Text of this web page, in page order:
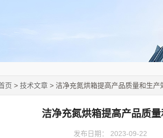
页 > 技术文章 > 洁净充氮烘箱提高产品质量和生产
洁净充氮烘箱提高产品质
发布日期： 2023-09-22